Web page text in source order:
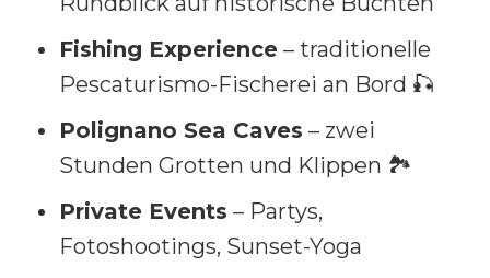
Fishing Experience – traditionelle
Pescaturismo-Fischerei an Bord 🎣
Polignano Sea Caves – zwei
Stunden Grotten und Klippen 🏞️
Private Events – Partys,
Fotoshootings, Sunset-Yoga